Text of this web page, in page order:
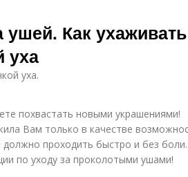
ушей. Как
уха
уха.
похвастать новыми украшениями!
Вам только в качестве
проходить быстро и без боли.
по уходу за проколотыми ушами!